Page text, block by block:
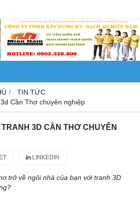
TIN TỨC
Cần Thơ chuyên nghiệp
3D CẦN THƠ CHUYÊN
LINKEDIN
trở về ngôi nhà của bạn với tranh 3D